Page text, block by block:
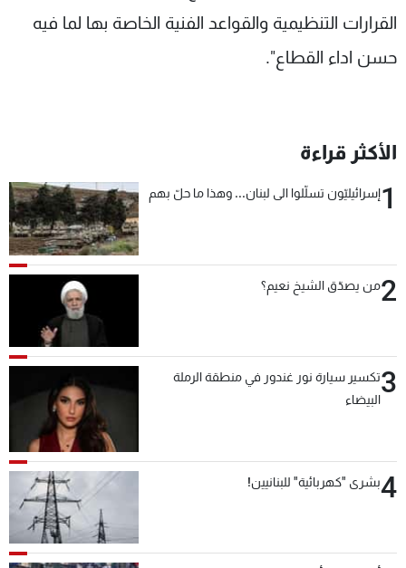
القرارات التنظيمية والقواعد الفنية الخاصة بها لما فيه
حسن اداء القطاع".
الأكثر قراءة
1إسرائيليّون تسلّلوا الى لبنان... وهذا ما حلّ بهم
2من يصدّق الشيخ نعيم؟
3تكسير سيارة نور غندور في منطقة الرملة
البيضاء
4بشرى "كهربائية" للبنانيين!